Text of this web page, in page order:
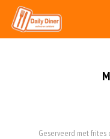
Geserveerd met frites